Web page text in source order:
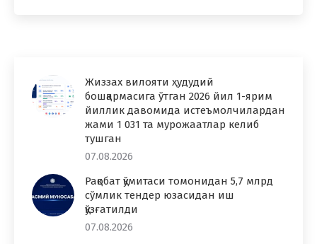
Жиззах вилояти ҳудудий
бошқармасига ўтган 2026 йил 1-ярим
йиллик давомида истеъмолчилардан
жами 1 031 та мурожаатлар келиб
тушган
07.08.2026
Рақобат қўмитаси томонидан 5,7 млрд
сўмлик тендер юзасидан иш
қўзғатилди
07.08.2026